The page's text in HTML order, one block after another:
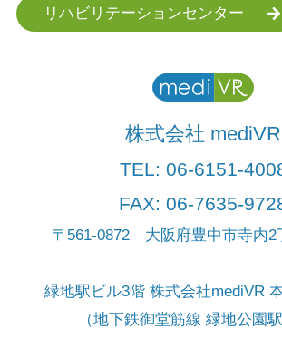
リハビリテーションセンター
株式会社 mediVR
TEL: 06-6151-
FAX: 06-7635-
〒561-0872 大阪府豊中市寺内2
緑地駅ビル3階 株式会社mediVR
（地下鉄御堂筋線 緑地公園駅